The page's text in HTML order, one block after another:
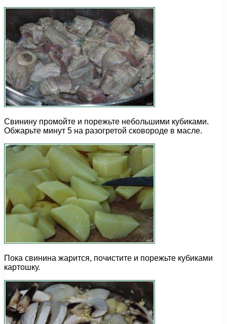
Свинину промойте и порежьте небольшими кубиками.
Обжарьте минут 5 на разогретой сковороде в масле.
Пока свинина жарится, почистите и порежьте кубиками
картошку.